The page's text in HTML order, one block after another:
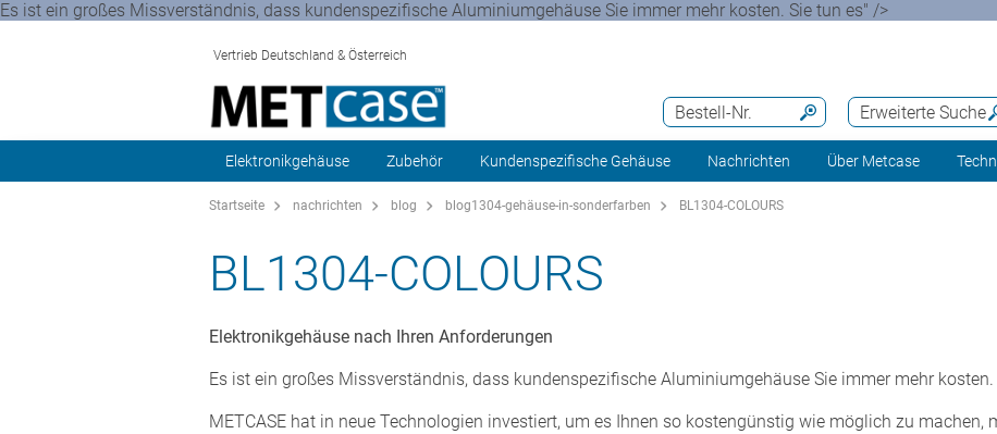
Es ist ein großes Missverständnis, dass kundenspezifische Aluminiumgehäuse Sie immer mehr kosten. Sie tun es" />
Vertrieb Deutschland & Österreich
Erweiterte Suche
Bestell-Nr.
Elektronikgehäuse Zubehör Kundenspezifische Gehäuse Nachrichten Über Metcase
Startseite nachrichten blog blog1304-gehäuse-in-sonderfarben BL1304-COLOURS
BL1304-COLOURS
Elektronikgehäuse nach Ihren Anforderungen
Es ist ein großes Missverständnis, dass kundenspezifische Aluminiumgehäuse Sie immer mehr
METCASE hat in neue Technologien investiert, um es Ihnen so kostengünstig wie möglich zu machen,